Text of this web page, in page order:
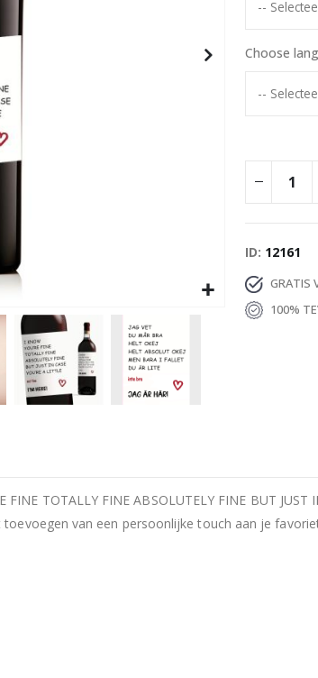
Choose
ID 12161
GRATIS
100%
TOTALLY FINE ABSOLUTELY FINE BUT
van een persoonlijke touch aan je